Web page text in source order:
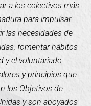
a los colectivos más
para impulsar
las necesidades de
fomentar hábitos
y el voluntariado
y principios que
los Objetivos de
y son apoyados